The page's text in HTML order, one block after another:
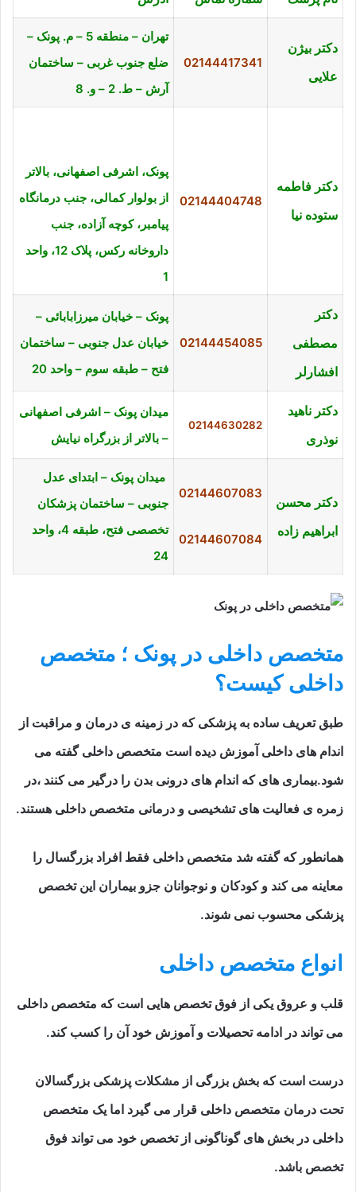
دکتر بیژن
علایی
02144417341
تهران – منطقه 5 – م. پونک –
ضلع جنوب غربی – ساختمان
آرش – ط. 2 – و. 8
دکتر فاطمه
ستوده نیا
02144404748
پونک، اشرفی اصفهانی، بالاتر
از بولوار کمالی، جنب درمانگاه
پیامبر، کوچه آزاده، جنب
داروخانه رکس، پلاک 12، واحد
1
دکتر
مصطفی
افشارلر
02144454085
پونک – خیابان میرزابابائی –
خیابان عدل جنوبی – ساختمان
فتح – طبقه سوم – واحد 20
دکتر ناهید
نوذری
02144630282
میدان پونک – اشرفی اصفهانی
– بالاتر از بزرگراه نیایش
دکتر محسن
ابراهیم زاده
02144607083
02144607084
میدان پونک – ابتدای عدل
جنوبی – ساختمان پزشکان
تخصصی فتح، طبقه 4، واحد
24
متخصص داخلی در پونک ؛ متخصص
داخلی کیست؟
طبق تعریف ساده به پزشکی که در زمینه ی درمان و مراقبت از
اندام های داخلی آموزش دیده است متخصص داخلی گفته می
شود.بیماری های که اندام های درونی بدن را درگیر می کنند ،در
زمره ی فعالیت های تشخیصی و درمانی متخصص داخلی هستند.
همانطور که گفته شد متخصص داخلی فقط افراد بزرگسال را
معاینه می کند و کودکان و نوجوانان جزو بیماران این تخصص
پزشکی محسوب نمی شوند.
انواع متخصص داخلی
قلب و عروق یکی از فوق تخصص هایی است که متخصص داخلی
می تواند در ادامه تحصیلات و آموزش خود آن را کسب کند.
درست است که بخش بزرگی از مشکلات پزشکی بزرگسالان
تحت درمان متخصص داخلی قرار می گیرد اما یک متخصص
داخلی در بخش های گوناگونی از تخصص خود می تواند فوق
تخصص باشد.